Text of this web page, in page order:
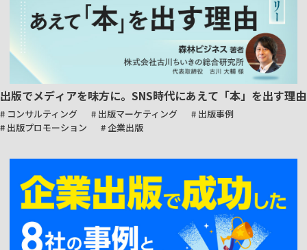
出版でメディアを味方に。SNS時代にあえて「本」を出す理由
# コンサルティング # 出版マーケティング
# 出版事例
# 出版プロモーション
# 企業出版